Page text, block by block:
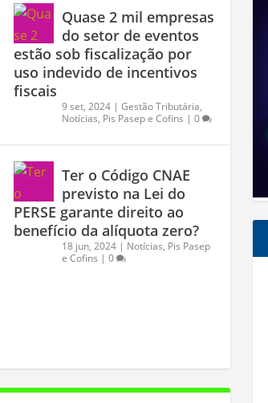
Quase 2 mil empresas
do setor de eventos
estão sob fiscalização por
uso indevido de incentivos
fiscais
9 set, 2024| Gestão Tributária,
Notícias, Pis Pasep e Cofins | 0
Ter o Código CNAE
previsto na Lei do
PERSE garante direito ao
benefício da alíquota zero?
18 jun, 2024| Notícias, Pis Pasep
e Cofins | 0